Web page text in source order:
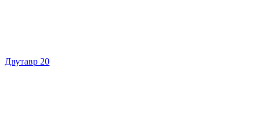
Двутавр 20